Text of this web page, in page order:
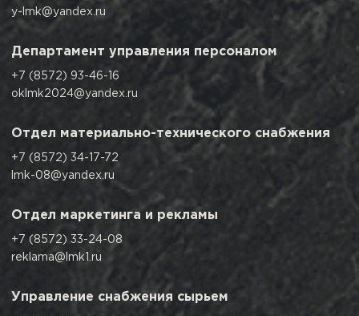
y-lmk@yandex.ru
Департамент управления персоналом
+7 (8572) 93-46-16
oklmk2024@yandex.ru
Отдел материально-технического снабжения
+7 (8572) 34-17-72
lmk-08@yandex.ru
Отдел маркетинга и рекламы
+7 (8572) 33-24-08
reklama@lmk1.ru
Управление снабжения сырьем